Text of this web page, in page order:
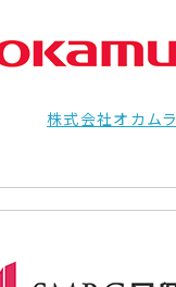
株式会社オカムラ